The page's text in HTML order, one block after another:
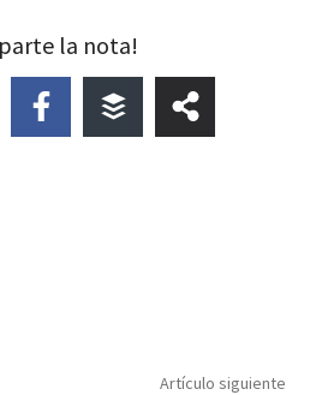
la nota!
Artículo siguiente